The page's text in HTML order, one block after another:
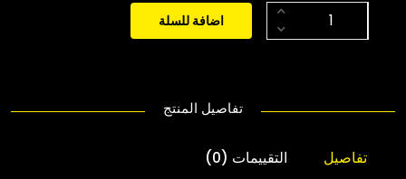
اضافة للسلة
تفاصيل المنتج
تفاصيل التقييمات (0)